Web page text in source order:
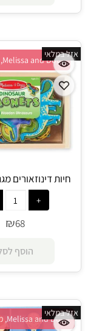
Melissa and Doug, מש' 1, גיל 2+
אזל במלאי
חיות דינוזאורים
and Doug
₪68
הוסף
Melissa and Doug, מש' 1+, גיל 3+
אזל במלאי